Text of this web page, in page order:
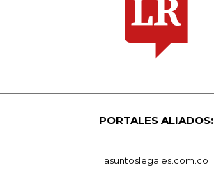
PORTALES ALIADOS:
asuntoslegales.com.co